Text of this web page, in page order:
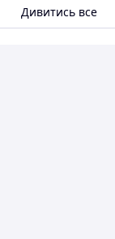
Дивитись все